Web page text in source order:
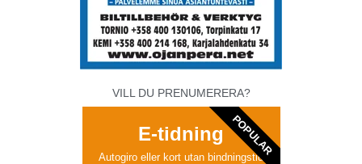
VILL DU PRENUMERERA?
E-tidning
Autogiro eller kort utan bindningstid
POPULAR